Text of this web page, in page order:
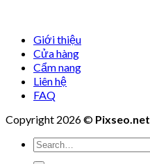
Giới thiệu
Cửa hàng
Cẩm nang
Liên hệ
FAQ
Copyright 2026 © Pixseo.net
Search
for: